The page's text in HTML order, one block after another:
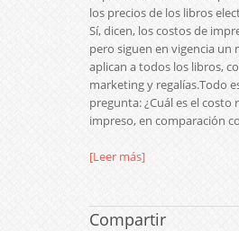
los precios de los libros
Sí, dicen, los costos de
pero siguen en vigencia un
aplican a todos los libros,
marketing y regalías.Todo
pregunta: ¿Cuál es el
impreso, en comparación
[Leer más]
Compartir